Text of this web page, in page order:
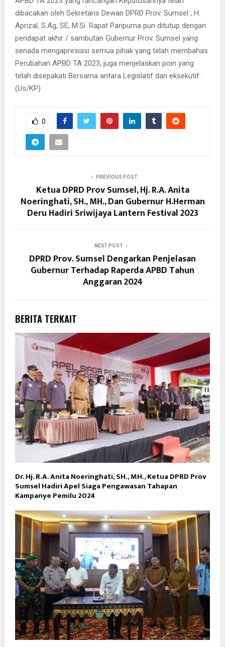
dibacakan oleh Sekretaris Dewan DPRD Prov. Sumsel ; H.
Aprizal, S.Ag, SE, M.Si. Rapat Paripurna pun ditutup dengan
pendapat akhir / sambutan Gubernur Prov. Sumsel yang
senada mengapresiasi semua pihak yang telah membahas
Perubahan APBD TA 2023, juga menjelaskan poin yang
telah disepakati Bersama antara Legislatif dan eksekutif.
(Us/KP)
0
PREVIOUS POST
Ketua DPRD Prov Sumsel, Hj. R.A. Anita
Noeringhati, SH., MH., Dan Gubernur H.Herman
Deru Hadiri Sriwijaya Lantern Festival 2023
NEXT POST
DPRD Prov. Sumsel Dengarkan Penjelasan
Gubernur Terhadap Raperda APBD Tahun
Anggaran 2024
BERITA TERKAIT
Dr. Hj. R.A. Anita Noeringhati, SH., MH., Ketua DPRD Prov
Sumsel Hadiri Apel Siaga Pengawasan Tahapan
Kampanye Pemilu 2024